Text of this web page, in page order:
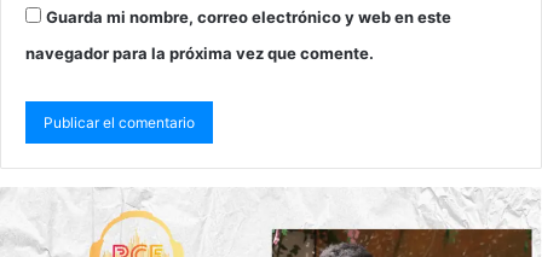
Guarda mi nombre, correo electrónico y web en este
navegador para la próxima vez que comente.